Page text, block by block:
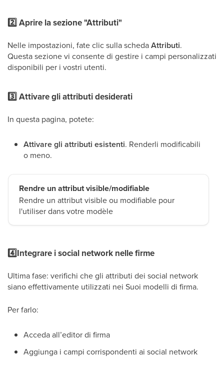
2️⃣ Aprire la sezione "Attributi"
Nelle impostazioni, fate clic sulla schedaAttributi.
Questa sezione vi consente di gestire i campi personalizzati
disponibili per i vostri utenti.
3️⃣ Attivare gli attributi desiderati
In questa pagina, potete:
Attivare gli attributi esistenti. Renderli modificabili
o meno.
Rendre un attribut visible/modifiable
Rendre un attribut visible ou modifiable pour
l'utiliser dans votre modèle
4️⃣Integrare i social network nelle firme
Ultima fase: verifichi che gli attributi dei social network
siano effettivamente utilizzati nei Suoi modelli di firma.
Per farlo:
Acceda all’editor di firma
Aggiunga i campi corrispondenti ai social network